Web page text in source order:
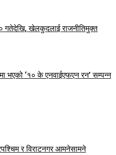
गतेदेखि, खेलकुदलाई राजनीतिमुक्त
भएको ‘१० के एनवाईएफएन रन’ सम्पन्न
र विराटनगर आमनेसामने